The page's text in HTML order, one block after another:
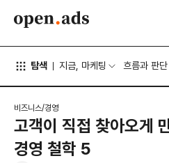
탐색 지금, 마케팅 흐름과 판단
비즈니스/경영
고객이 직접 찾아오게
경영 철학 5